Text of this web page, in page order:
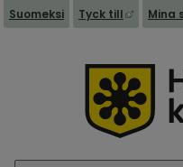
Suomeksi Tyck till Länk till
Mina